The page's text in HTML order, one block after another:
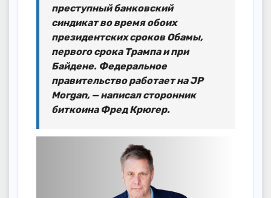
преступный банковский
синдикат во время обоих
президентских сроков Обамы,
первого срока Трампа и при
Байдене. Федеральное
правительство работает на JP
Morgan, — написал сторонник
биткоина Фред Крюгер.